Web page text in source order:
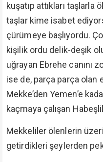
kuşatıp attıkları
taşlar kime isabet
çürümeye başlıyordu.
kişilik ordu delik-deşik
uğrayan Ebrehe canını
ise de, parça parça
Mekke’den Yemen’e
kaçmaya çalışan
Mekkeliler ölenlerin
getirdikleri şeylerden